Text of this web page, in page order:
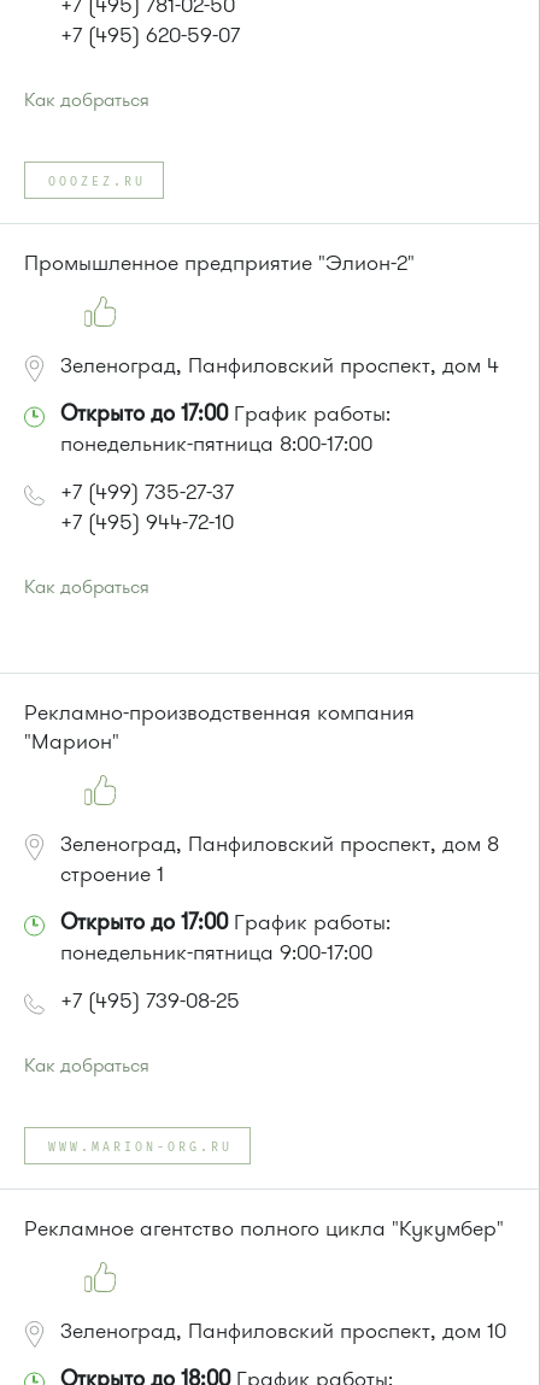
+7 (495) 620-59-07
Как добраться
Автобусы № 8, 9.
или до остановки
Автобусы № 45, 312, 377.
OOOZEZ.RU
Промышленное предприятие "Элион-2"
Зеленоград, Панфиловский проспект, дом 4
Открыто до 17:00График работы:
понедельник-пятница 8:00-17:00
+7 (499) 735-27-37
+7 (495) 944-72-10
Как добраться
Маршрутка № 127, 128, 312, 377, 390, 431м, 476
или до остановки"Березка":
Автобусы № 3, 6, 7, 8, 9, 11, 13, 15, 23, 32, 400, 400э
Рекламно-производственная компания
"Марион"
Зеленоград, Панфиловский проспект, дом 8
строение 1
Открыто до 17:00График работы:
понедельник-пятница 9:00-17:00
+7 (495) 739-08-25
Как добраться
Автобусы № 45, 312, 377, 440.
Маршрутка № 128, 312, 377
или до остановки"1-й микрорайон":
Маршрутка № 127, 128, 312, 377, 390, 431м, 476
WWW.MARION-ORG.RU
Рекламное агентство полного цикла "Кукумбер"
Зеленоград, Панфиловский проспект, дом 10
Открыто до 18:00График работы: